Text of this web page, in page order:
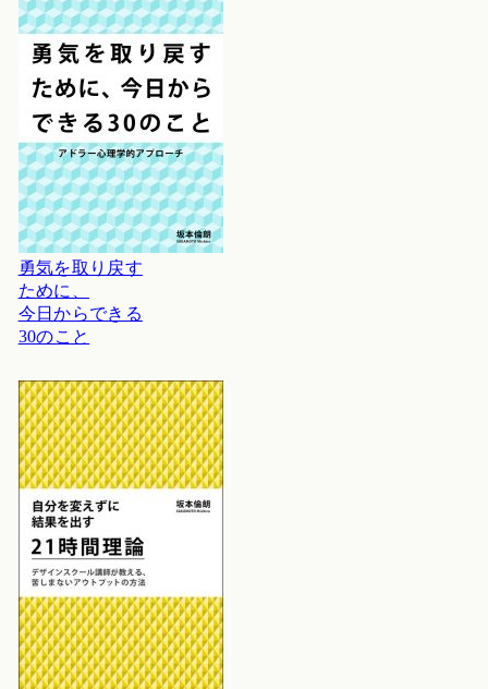
勇気を取り戻す
ために、
今日からできる
30のこと